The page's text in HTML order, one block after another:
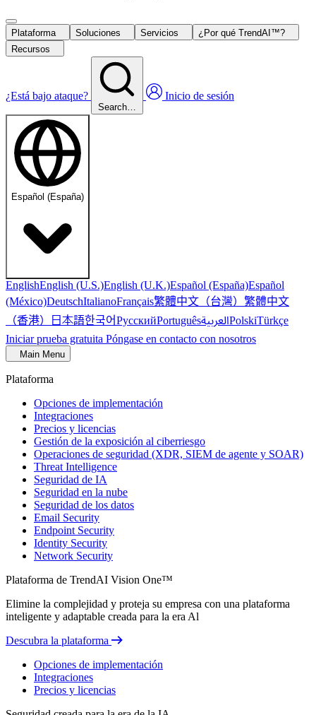
Plataforma Soluciones Servicios
¿Por qué TrendAI™?
Recursos
¿Está bajo ataque?
Search…
Inicio de sesión
Español (España)
EnglishEnglish (U.S.)English (U.K.)Español (España)Español
(México)DeutschItalianoFrançais繁體中文（台灣） 繁體中文
（香港） 日本語한국어РусскийPortuguêsالعربيةPolskiTürkçe
Iniciar prueba gratuita Póngase en contacto con nosotros
Main Menu
Plataforma
Opciones de implementación
Integraciones
Precios y licencias
Gestión de la exposición al ciberriesgo
Operaciones de seguridad (XDR, SIEM de agente y SOAR)
Threat Intelligence
Seguridad de IA
Seguridad en la nube
Seguridad de los datos
Email Security
Endpoint Security
Identity Security
Network Security
Plataforma de TrendAI Vision One™
Elimine la complejidad y proteja su empresa con una plataforma
inteligente y adaptable creada para la era Al
Descubra la plataforma
Opciones de implementación
Integraciones
Precios y licencias